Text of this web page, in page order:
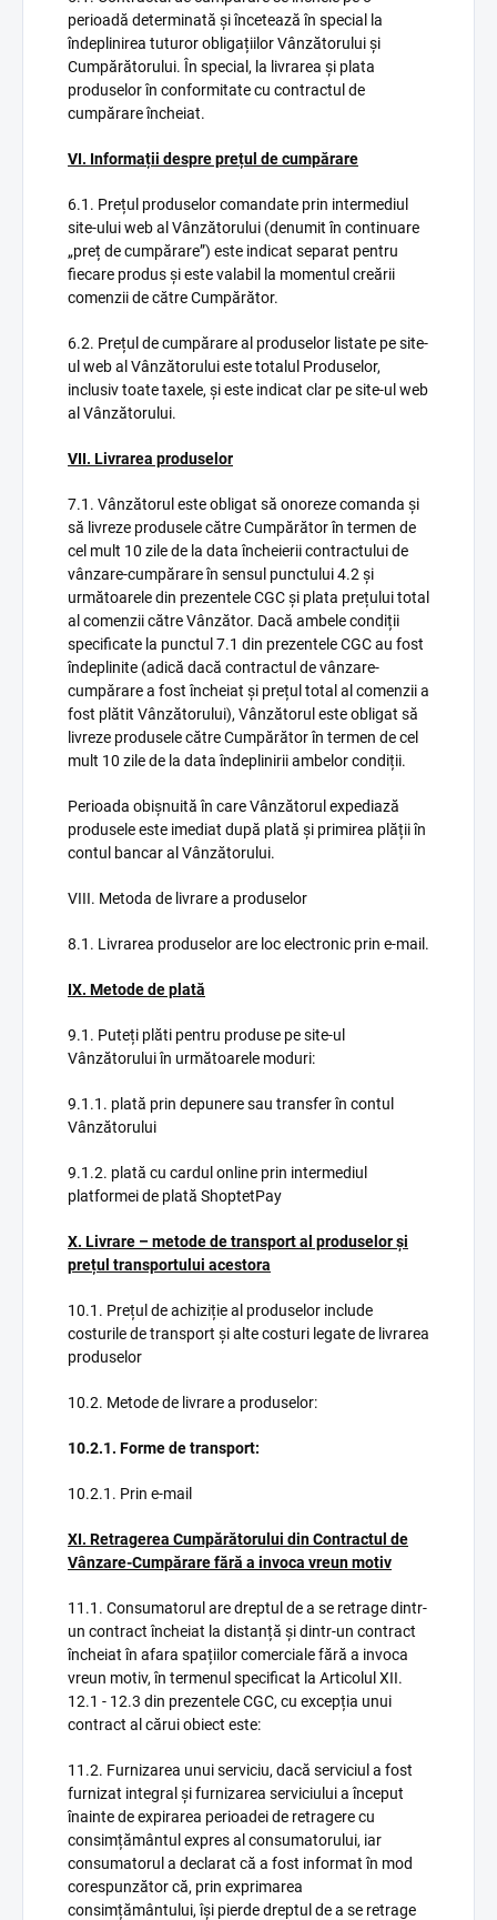
perioadă determinată și încetează în special la
îndeplinirea tuturor obligațiilor Vânzătorului și
Cumpărătorului. În special, la livrarea și plata
produselor în conformitate cu contractul de
cumpărare încheiat.
VI. Informații despre prețul de cumpărare
6.1. Prețul produselor comandate prin intermediul
site-ului web al Vânzătorului (denumit în continuare
„preț de cumpărare”) este indicat separat pentru
fiecare produs și este valabil la momentul creării
comenzii de către Cumpărător.
6.2. Prețul de cumpărare al produselor listate pe site-
ul web al Vânzătorului este totalul Produselor,
inclusiv toate taxele, și este indicat clar pe site-ul web
al Vânzătorului.
VII. Livrarea produselor
7.1. Vânzătorul este obligat să onoreze comanda și
să livreze produsele către Cumpărător în termen de
cel mult 10 zile de la data încheierii contractului de
vânzare-cumpărare în sensul punctului 4.2 și
următoarele din prezentele CGC și plata prețului total
al comenzii către Vânzător. Dacă ambele condiții
specificate la punctul 7.1 din prezentele CGC au fost
îndeplinite (adică dacă contractul de vânzare-
cumpărare a fost încheiat și prețul total al comenzii a
fost plătit Vânzătorului), Vânzătorul este obligat să
livreze produsele către Cumpărător în termen de cel
mult 10 zile de la data îndeplinirii ambelor condiții.
Perioada obișnuită în care Vânzătorul expediază
produsele este imediat după plată și primirea plății în
contul bancar al Vânzătorului.
VIII. Metoda de livrare a produselor
8.1. Livrarea produselor are loc electronic prin e-mail.
IX. Metode de plată
9.1. Puteți plăti pentru produse pe site-ul
Vânzătorului în următoarele moduri:
9.1.1. plată prin depunere sau transfer în contul
Vânzătorului
9.1.2. plată cu cardul online prin intermediul
platformei de plată ShoptetPay
X. Livrare – metode de transport al produselor și
prețul transportului acestora
10.1. Prețul de achiziție al produselor include
costurile de transport și alte costuri legate de livrarea
produselor
10.2. Metode de livrare a produselor:
10.2.1. Forme de transport:
10.2.1. Prin e-mail
XI. Retragerea Cumpărătorului din Contractul de
Vânzare-Cumpărare fără a invoca vreun motiv
11.1. Consumatorul are dreptul de a se retrage dintr-
un contract încheiat la distanță și dintr-un contract
încheiat în afara spațiilor comerciale fără a invoca
vreun motiv, în termenul specificat la Articolul XII.
12.1 - 12.3 din prezentele CGC, cu excepția unui
contract al cărui obiect este:
11.2. Furnizarea unui serviciu, dacă serviciul a fost
furnizat integral și furnizarea serviciului a început
înainte de expirarea perioadei de retragere cu
consimțământul expres al consumatorului, iar
consumatorul a declarat că a fost informat în mod
corespunzător că, prin exprimarea
consimțământului, își pierde dreptul de a se retrage